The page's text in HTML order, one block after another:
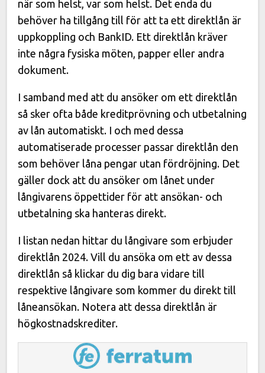
när som helst, var som helst. Det enda du
behöver ha tillgång till för att ta ett direktlån är
uppkoppling och BankID. Ett direktlån kräver
inte några fysiska möten, papper eller andra
dokument.
I samband med att du ansöker om ett direktlån
så sker ofta både kreditprövning och utbetalning
av lån automatiskt. I och med dessa
automatiserade processer passar direktlån den
som behöver låna pengar utan fördröjning. Det
gäller dock att du ansöker om lånet under
långivarens öppettider för att ansökan- och
utbetalning ska hanteras direkt.
I listan nedan hittar du långivare som erbjuder
direktlån 2024. Vill du ansöka om ett av dessa
direktlån så klickar du dig bara vidare till
respektive långivare som kommer du direkt till
låneansökan. Notera att dessa direktlån är
högkostnadskrediter.